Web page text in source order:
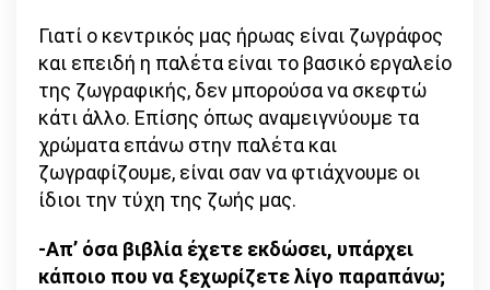
Γιατί ο κεντρικός μας ήρωας είναι ζωγράφος
και επειδή η παλέτα είναι το βασικό εργαλείο
της ζωγραφικής, δεν μπορούσα να σκεφτώ
κάτι άλλο. Επίσης όπως αναμειγνύουμε τα
χρώματα επάνω στην παλέτα και
ζωγραφίζουμε, είναι σαν να φτιάχνουμε οι
ίδιοι την τύχη της ζωής μας.
-Απ’ όσα βιβλία έχετε εκδώσει, υπάρχει
κάποιο που να ξεχωρίζετε λίγο παραπάνω;